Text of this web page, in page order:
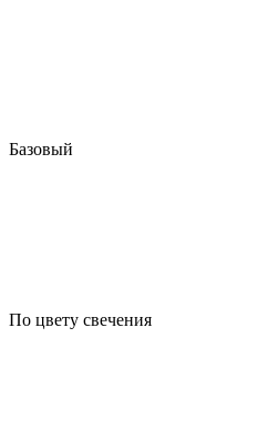
Базовый
По цвету свечения